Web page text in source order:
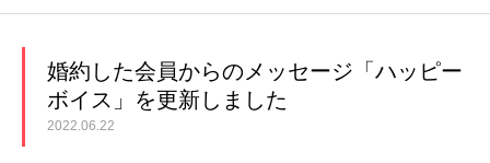
婚約した会員からのメッセージ「ハッピー
ボイス」を更新しました
2022.06.22